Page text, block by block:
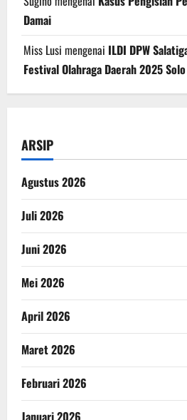
Damai
Miss Lusi mengenai ILDI DPW
Festival Olahraga Daerah 2025 Solo
ARSIP
Agustus 2026
Juli 2026
Juni 2026
Mei 2026
April 2026
Maret 2026
Februari 2026
Januari 2026